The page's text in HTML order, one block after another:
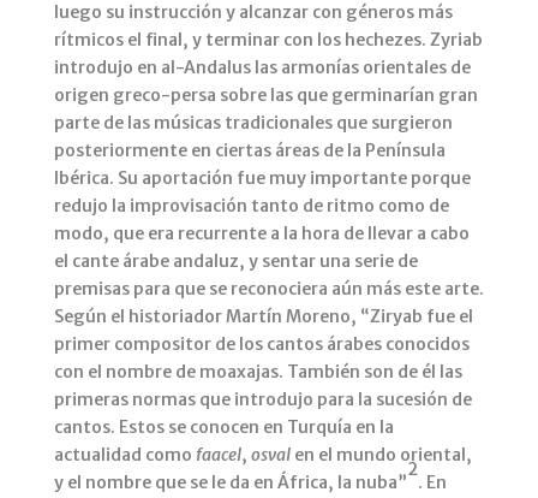
luego su instrucción y alcanzar con géneros más
rítmicos el final, y terminar con los hechezes. Zyriab
introdujo en al-Andalus las armonías orientales de
origen greco-persa sobre las que germinarían gran
parte de las músicas tradicionales que surgieron
posteriormente en ciertas áreas de la Península
Ibérica. Su aportación fue muy importante porque
redujo la improvisación tanto de ritmo como de
modo, que era recurrente a la hora de llevar a cabo
el cante árabe andaluz, y sentar una serie de
premisas para que se reconociera aún más este arte.
Según el historiador Martín Moreno, “Ziryab fue el
primer compositor de los cantos árabes conocidos
con el nombre de moaxajas. También son de él las
primeras normas que introdujo para la sucesión de
cantos. Estos se conocen en Turquía en la
actualidad como faacel, osvalen el mundo oriental,
y el nombre que se le da en África, la nuba”
2
. En